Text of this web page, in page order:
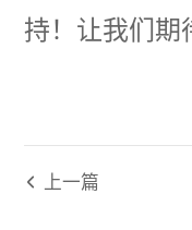
持！让我们期
上一篇